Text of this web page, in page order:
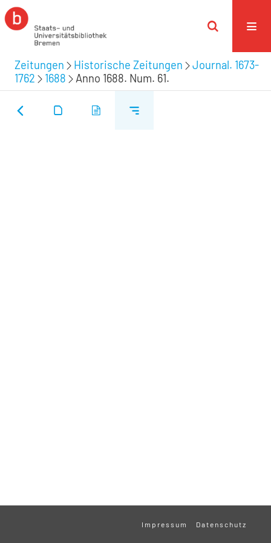
Zeitungen Historische Zeitungen
Journal. 1673-
1762
1688 Anno 1688. Num. 61.
Impressum Datenschutz